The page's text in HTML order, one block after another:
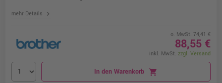
mehr Details chevron_right
o. MwSt. 74,41 €
88,55 €
inkl. MwSt. zzgl. Versand
In den Warenkorb shopping_cart